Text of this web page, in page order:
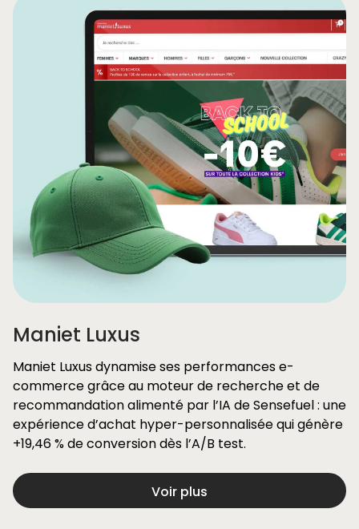
Maniet Luxus
Maniet Luxus dynamise ses performances e-
commerce grâce au moteur de recherche et de
recommandation alimenté par l’IA de Sensefuel : une
expérience d’achat hyper-personnalisée qui génère
+19,46 % de conversion dès l’A/B test.
Voir plus